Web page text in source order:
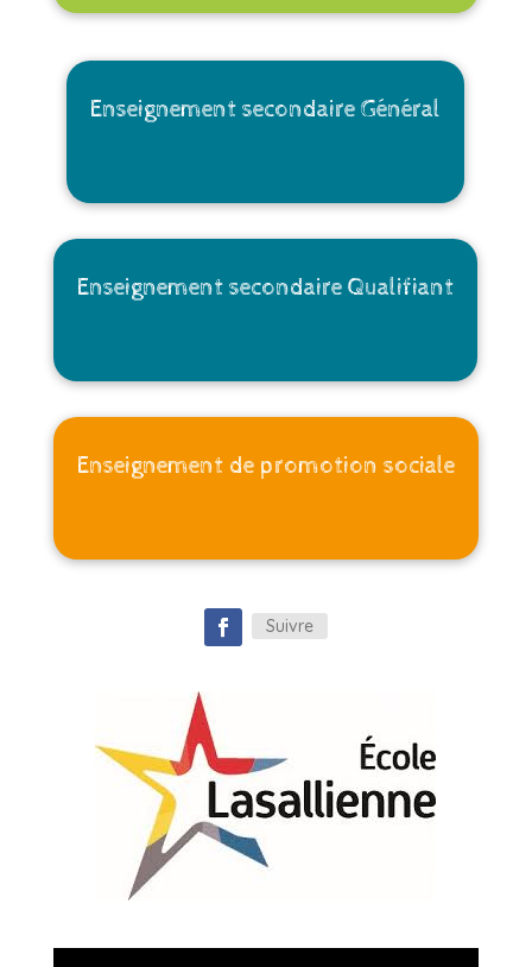
Enseignement secondaire Général
Enseignement secondaire Qualifiant
Enseignement de promotion sociale
Suivre